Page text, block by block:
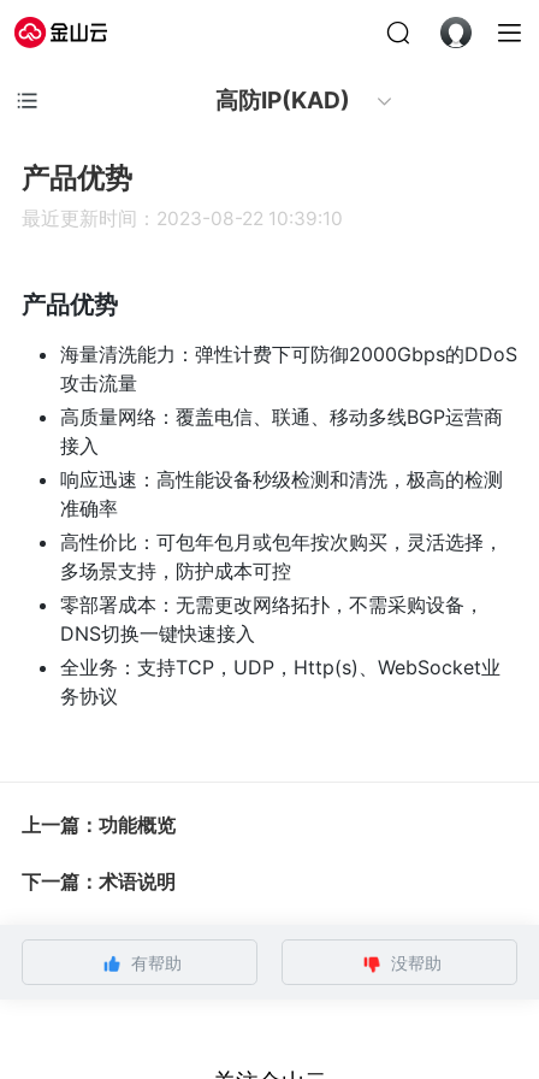
高防IP(KAD)
产品优势
最近更新时间：2023-08-22 10:39:10
产品优势
海量清洗能力：弹性计费下可防御2000Gbps的DDoS
攻击流量
高质量网络：覆盖电信、联通、移动多线BGP运营商
接入
响应迅速：高性能设备秒级检测和清洗，极高的检测
准确率
高性价比：可包年包月或包年按次购买，灵活选择，
多场景支持，防护成本可控
零部署成本：无需更改网络拓扑，不需采购设备，
DNS切换一键快速接入
全业务：支持TCP，UDP，Http(s)、WebSocket业
务协议
上一篇：功能概览
下一篇：术语说明
有帮助 没帮助